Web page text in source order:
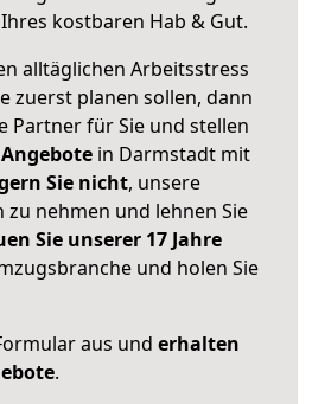
kostbaren Hab & Gut.
alltäglichen Arbeitsstress
zuerst planen sollen, dann
Partner für Sie und stellen
in Darmstadt mit
Sie nicht, unsere
zu nehmen und lehnen Sie
Sie unserer 17 Jahre
und holen Sie
aus und erhalten
.